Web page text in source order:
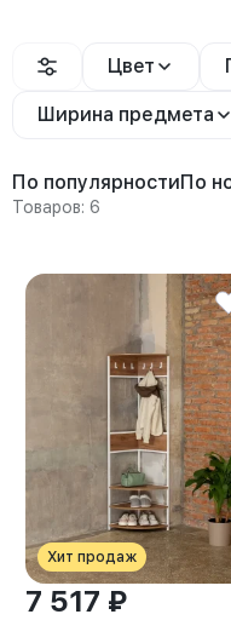
Цвет
Ширина предмета
По популярностиПо
Товаров: 6
Хит продаж
7 517 ₽